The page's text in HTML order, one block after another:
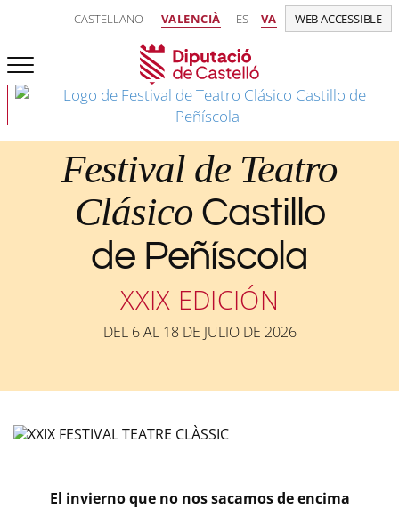
CASTELLANO VALENCIÀ ES VA WEB ACCESSIBLE
Festival de Teatro
ClásicoCastillo
de Peñíscola
XXIX EDICIÓN
DEL 6 AL 18 DE JULIO DE 2026
El invierno que no nos sacamos de encima